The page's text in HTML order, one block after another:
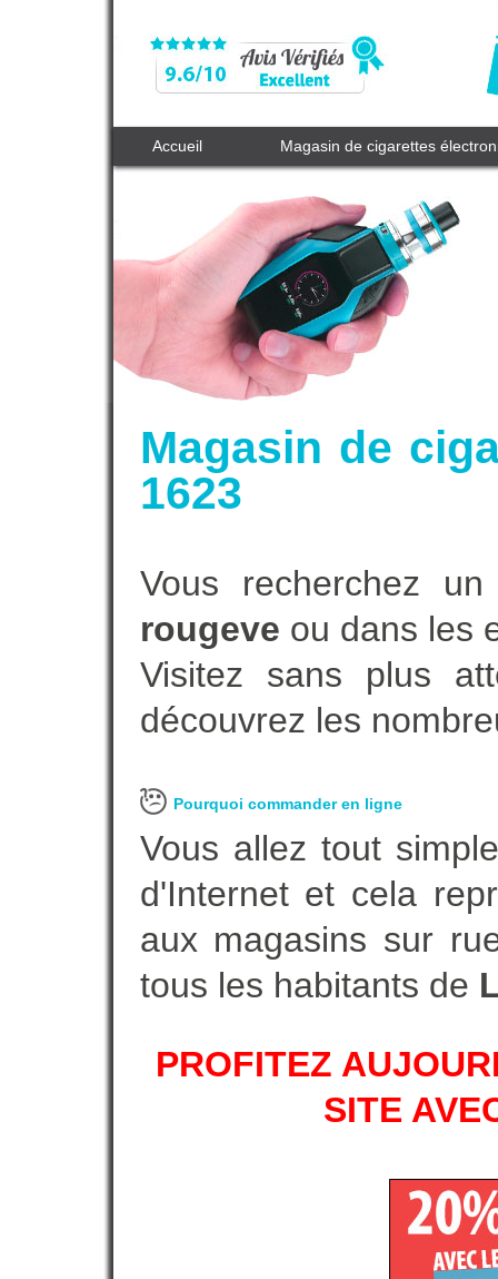
Accueil Magasin de cigarettes
Magasin de
1623
Vous recherchez
rougeve ou dans les
Visitez sans plus
découvrez les
Pourquoi commander en ligne
Vous allez tout
d'Internet et cela
aux magasins sur
tous les habitants de
PROFITEZ
SITE